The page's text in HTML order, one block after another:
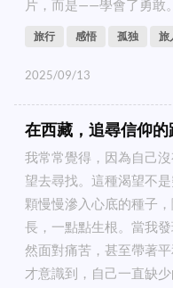
片，而是——學會了勇敢
旅行 感悟 孤独 旅
2025/09/13
在西藏，追尋信仰的
我常常覺得，因為自己
望去尋找。這種渴望不
顆慢慢滲入心底的種子
長，一點點生根。當我
然面對痛苦，甚至帶著
才意識到，自己一直缺